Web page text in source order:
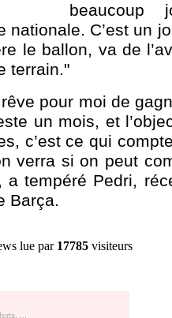
beaucoup
nationale. C’est un
le ballon, va de
terrain."
pour moi de
un mois, et
c’est ce qui
verra si on peut
tempéré Pedri,
Barça.
lue par 17785 visiteurs
...